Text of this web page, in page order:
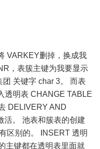
VARKEY删掉，换成我
，表簇主键为我要显示
关键字 char 3。 而表
透明表 CHANGE TABLE
DELIVERY AND
活。 池表和簇表的创建
区别的。 INSERT 透明
主键都在透明表里面就